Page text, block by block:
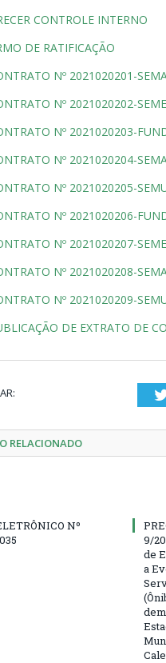
CONTROLE INTERNO
DE RATIFICAÇÃO
Nº 2021020201-
Nº 2021020202-
Nº 2021020203-
Nº 2021020204-
Nº 2021020205-
Nº 2021020206-
Nº 2021020207-
Nº 2021020208-
Nº 2021020209-
DE EXTRATO DE
RELACIONADO
Nº
9/
de
a